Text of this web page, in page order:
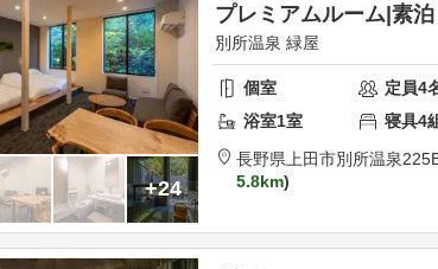
+24
プレミアムルーム|素
別所温泉 緑屋
個室 定員4
浴室1室 寝具4
長野県 上田市別所温泉225
5.8km